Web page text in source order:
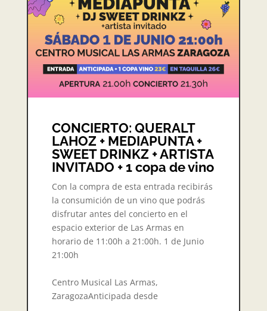
CONCIERTO: QUERALT
LAHOZ + MEDIAPUNTA +
SWEET DRINKZ + ARTISTA
INVITADO + 1 copa de vino
Con la compra de esta entrada recibirás
la consumición de un vino que podrás
disfrutar antes del concierto en el
espacio exterior de Las Armas en
horario de 11:00h a 21:00h. 1 de Junio
21:00h
Centro Musical Las Armas,
ZaragozaAnticipada desde